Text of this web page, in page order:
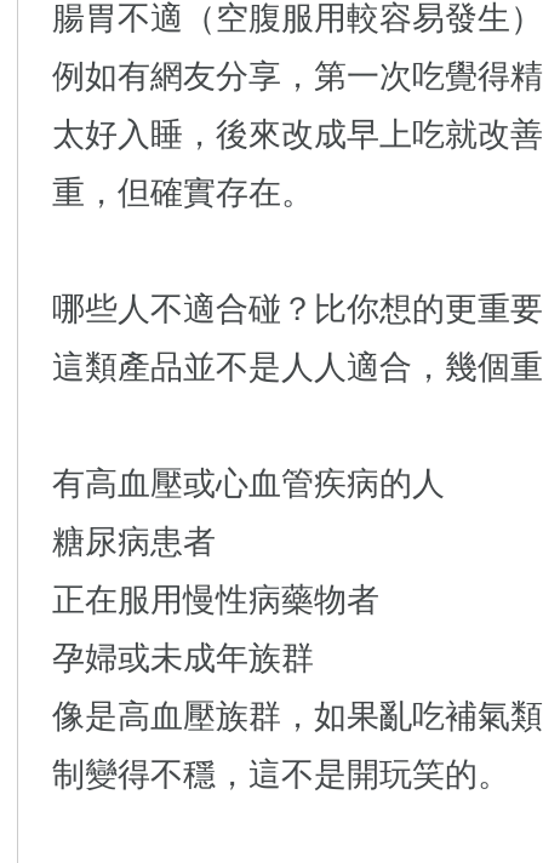
腸胃不適（空腹服用較容易發生）
例如有網友分享，第一次吃覺得
太好入睡，後來改成早上吃就改
重，但確實存在。
哪些人不適合碰？比你想的更重要
這類產品並不是人人適合，幾個
有高血壓或心血管疾病的人
糖尿病患者
正在服用慢性病藥物者
孕婦或未成年族群
像是高血壓族群，如果亂吃補氣
制變得不穩，這不是開玩笑的。